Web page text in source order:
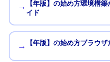
→
【2026年版】Pythonの始め方 —
イド
→ 【2026年版】JavaScriptの始め方